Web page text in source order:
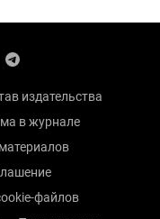
издательства
в журнале
файлов